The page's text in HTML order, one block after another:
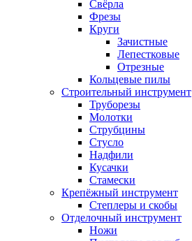
Свёрла
Фрезы
Круги
Зачистные
Лепестковые
Отрезные
Кольцевые пилы
Строительный инструмент
Труборезы
Молотки
Струбцины
Стусло
Надфили
Кусачки
Стамески
Крепёжный инструмент
Степлеры и скобы
Отделочный инструмент
Ножи